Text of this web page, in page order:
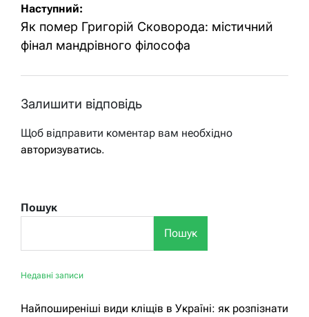
Наступний:
Як помер Григорій Сковорода: містичний
фінал мандрівного філософа
Залишити відповідь
Щоб відправити коментар вам необхідно
авторизуватись.
Пошук
Пошук
Недавні записи
Найпоширеніші види кліщів в Україні: як розпізнати